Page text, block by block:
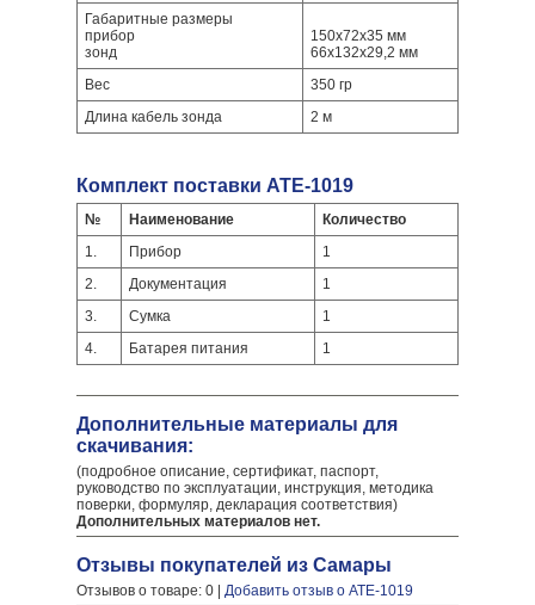
Габаритные размеры
прибор
зонд
150х72х35 мм
66х132х29,2 мм
Вес
350 гр
Длина кабель зонда
2 м
Комплект поставки АТЕ-1019
№ Наименование
Количество
1.
Прибор
1
2.
Документация
1
3.
Сумка
1
4.
Батарея питания 1
Дополнительные материалы для
скачивания:
(подробное описание, сертификат, паспорт,
руководство по эксплуатации, инструкция, методика
поверки, формуляр, декларация соответствия)
Дополнительных материалов нет.
Отзывы покупателей из Самары
Отзывов о товаре: 0 | Добавить отзыв о АТЕ-1019